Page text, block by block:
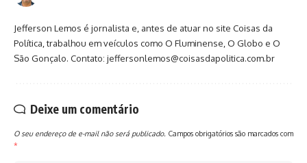
Jefferson Lemos é jornalista e, antes de atuar no site Coisas da
Política, trabalhou em veículos como O Fluminense, O Globo e O
São Gonçalo. Contato: jeffersonlemos@coisasdapolitica.com.br
Deixe um comentário
O seu endereço de e-mail não será publicado. Campos obrigatórios são marcados com
*